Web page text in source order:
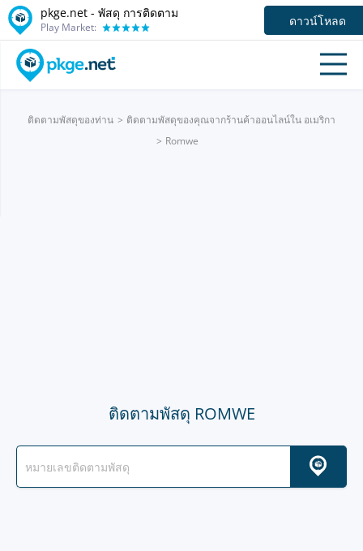
pkge.net - พัสดุ การติดตาม
Play Market: ดาวน์โหลด
ติดตามพัสดุของท่าน
ติดตามพัสดุของคุณจากร้านค้าออนไลน์ใน อเมริกา
Romwe
ติดตามพัสดุ ROMWE